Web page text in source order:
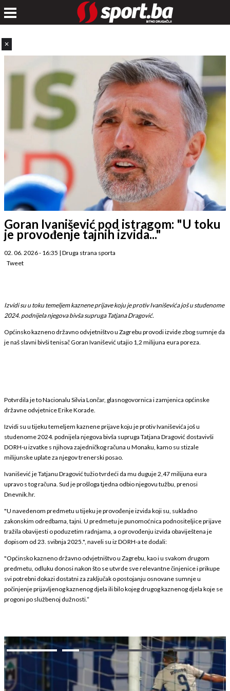
✕
Goran Ivanišević pod istragom: "U toku
je provođenje tajnih izvida..."
02. 06. 2026 - 16:35 | Druga strana sporta
Tweet
Izvidi su u toku temeljem kaznene prijave koju je protiv Ivaniševića još u studenome
2024. podnijela njegova bivša supruga Tatjana Dragović.
Općinsko kazneno državno odvjetništvo u Zagrebu provodi izvide zbog sumnje da
je naš slavni bivši tenisač Goran Ivanišević utajio 1,2 milijuna eura poreza.
Potvrdila je to Nacionalu Silvia Lončar, glasnogovornica i zamjenica općinske
državne odvjetnice Erike Korade.
Izvidi su u tijeku temeljem kaznene prijave koju je protiv Ivaniševića još u
studenome 2024. podnijela njegova bivša supruga Tatjana Dragović dostavivši
DORH-u izvatke s njihova zajedničkog računa u Monaku, kamo su stizale
milijunske uplate za njegov trenerski posao.
Ivanišević je Tatjanu Dragović tužio tvrdeći da mu duguje 2,47 milijuna eura
upravo s tog računa. Sud je prošloga tjedna odbio njegovu tužbu, prenosi
Dnevnik.hr.
"U navedenom predmetu u tijeku je provođenje izvida koji su, sukladno
zakonskim odredbama, tajni. U predmetu je punomoćnica podnositeljice prijave
tražila obavijesti o poduzetim radnjama, a o provođenju izvida obaviještena je
dopisom od 23. svibnja 2025.", naveli su iz DORH-a te dodali:
"Općinsko kazneno državno odvjetništvo u Zagrebu, kao i u svakom drugom
predmetu, odluku donosi nakon što se utvrde sve relevantne činjenice i prikupe
svi potrebni dokazi dostatni za zaključak o postojanju osnovane sumnje u
počinjenje prijavljenog kaznenog djela ili bilo kojeg drugog kaznenog djela koje se
progoni po službenoj dužnosti.“